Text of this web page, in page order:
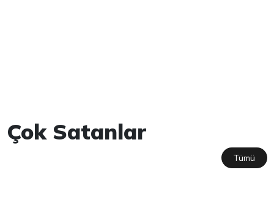
Çok Satanlar
Tümü